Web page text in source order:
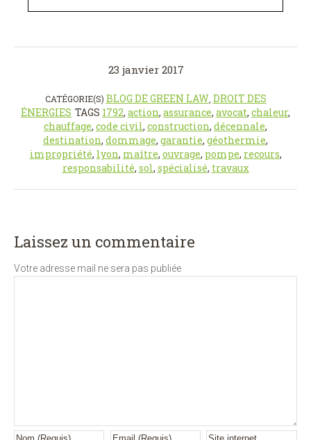
23 janvier 2017
CATÉGORIE(S) BLOG DE GREEN LAW, DROIT DES
ÉNERGIES TAGS 1792, action, assurance, avocat, chaleur,
chauffage, code civil, construction, décennale,
destination, dommage, garantie, géothermie,
impropriété, lyon, maître, ouvrage, pompe, recours,
responsabilité, sol, spécialisé, travaux
Laissez un commentaire
Votre adresse mail ne sera pas publiée